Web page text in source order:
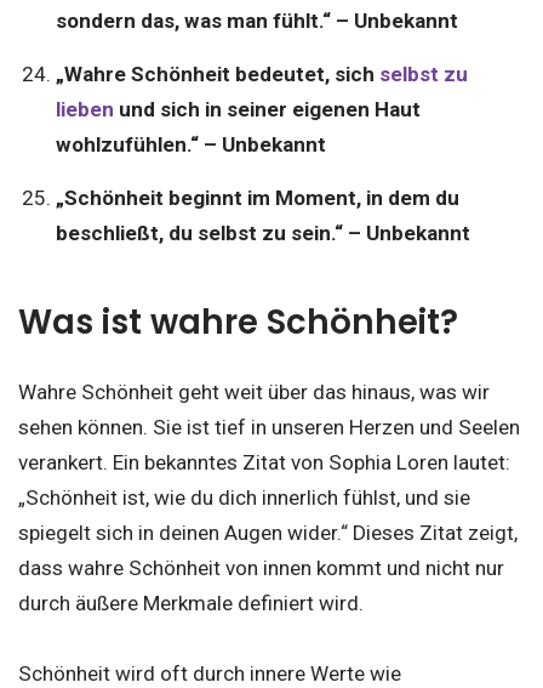
sondern das, was man fühlt.“ – Unbekannt
„Wahre Schönheit bedeutet, sich selbst zu
lieben und sich in seiner eigenen Haut
wohlzufühlen.“ – Unbekannt
„Schönheit beginnt im Moment, in dem du
beschließt, du selbst zu sein.“ – Unbekannt
Was ist wahre Schönheit?
Wahre Schönheit geht weit über das hinaus, was wir
sehen können. Sie ist tief in unseren Herzen und Seelen
verankert. Ein bekanntes Zitat von Sophia Loren lautet:
„Schönheit ist, wie du dich innerlich fühlst, und sie
spiegelt sich in deinen Augen wider.“ Dieses Zitat zeigt,
dass wahre Schönheit von innen kommt und nicht nur
durch äußere Merkmale definiert wird.
Schönheit wird oft durch innere Werte wie